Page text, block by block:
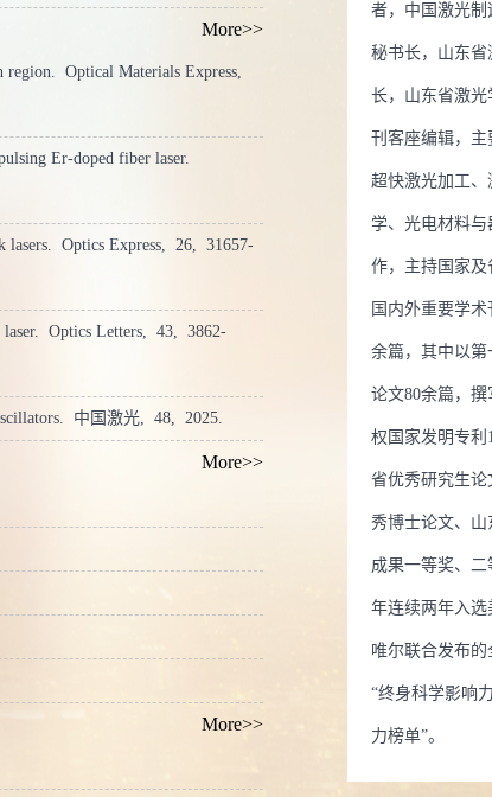
2020 曾获荣誉当选
2020 曾获荣誉当选： 山东大学
获荣誉当选： 2010年山东高等学
荣誉当选： 2009年山东高等学
誉当选： 山东省优秀博士学位论
学优秀博士学位论文 2008 曾获
获荣誉当选： 2008年山东高等
荣誉当选： 2007年山东高等学校
誉当选： 2006年山东高等学校
More>>
region. Optical Materials Express,
Er-doped fiber laser.
lasers. Optics Express, 26, 31657-
Optics Letters, 43, 3862-
中国激光, 48, 2025.
More>>
More>>
者，中国激光
秘书长，山东
长，山东省激光
刊客座编辑，主
超快激光加工
学、光电材料
作，主持国家及
国内外重要学
余篇，其中以
论文80余篇，
权国家发明专利
省优秀研究生
秀博士论文、
成果一等奖、二
年连续两年入
唯尔联合发布
“终身科学影响
力榜单”。